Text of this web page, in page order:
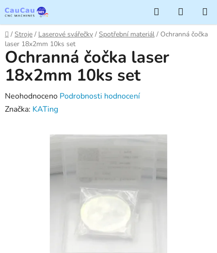
na
obsah
Hledat
KOŠÍK
Domů
/ Stroje / Laserové svářečky / Spotřební materiál / Ochranná čočka
laser 18x2mm 10ks set
Ochranná čočka laser
18x2mm 10ks set
Průměrné
hodnocení
Neohodnoceno Podrobnosti hodnocení
Značka: KATing